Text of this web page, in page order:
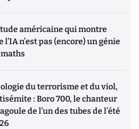
américaine qui montre
l’IA n’est pas (encore) un génie
du terrorisme et du viol,
: Boro 700, le chanteur
de l’un des tubes de l’été